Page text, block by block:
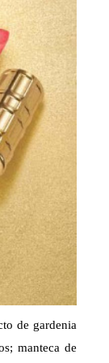
de gardenia
manteca de